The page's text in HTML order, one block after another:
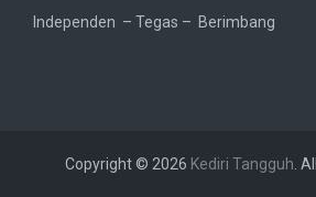
Independen – Tegas – Berimbang
Copyright © 2026 Kediri Tangguh .